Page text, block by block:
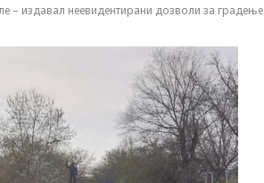
– издавал неевидентирани дозволи за градење